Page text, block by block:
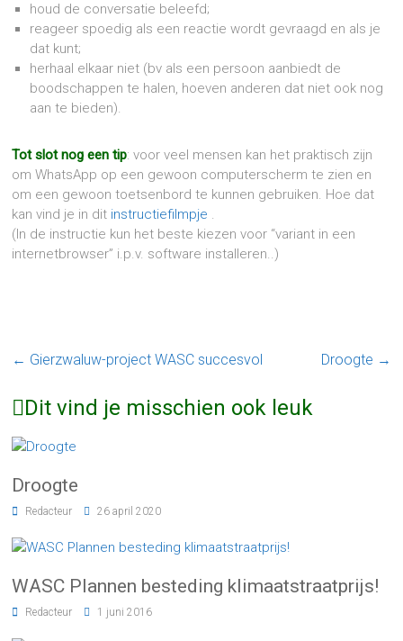
houd de conversatie beleefd;
reageer spoedig als een reactie wordt gevraagd en als je
dat kunt;
herhaal elkaar niet (bv als een persoon aanbiedt de
boodschappen te halen, hoeven anderen dat niet ook nog
aan te bieden).
Tot slot nog een tip: voor veel mensen kan het praktisch zijn
om WhatsApp op een gewoon computerscherm te zien en
om een gewoon toetsenbord te kunnen gebruiken. Hoe dat
kan vind je in dit instructiefilmpje .
(In de instructie kun het beste kiezen voor “variant in een
internetbrowser” i.p.v. software installeren..)
← Gierzwaluw-project WASC succesvol Droogte →
Dit vind je misschien ook leuk
Droogte
Redacteur 26 april 2020
WASC Plannen besteding klimaatstraatprijs!
Redacteur 1 juni 2016